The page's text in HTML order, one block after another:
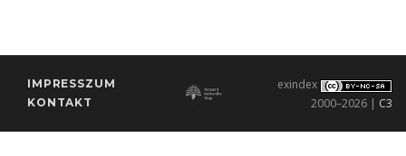
IMPRESSZUM
KONTAKT
exindex
2000–2026 | C3